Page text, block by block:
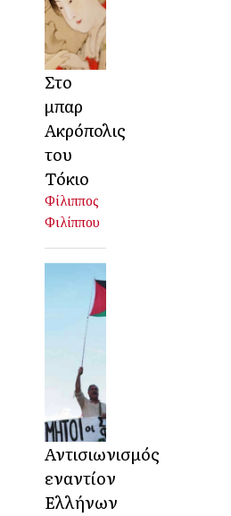
Στο
μπαρ
Ακρόπολις
του
Τόκιο
Φίλιππος
Φιλίππου
Αντισιωνισμός
εναντίον
Ελλήνων